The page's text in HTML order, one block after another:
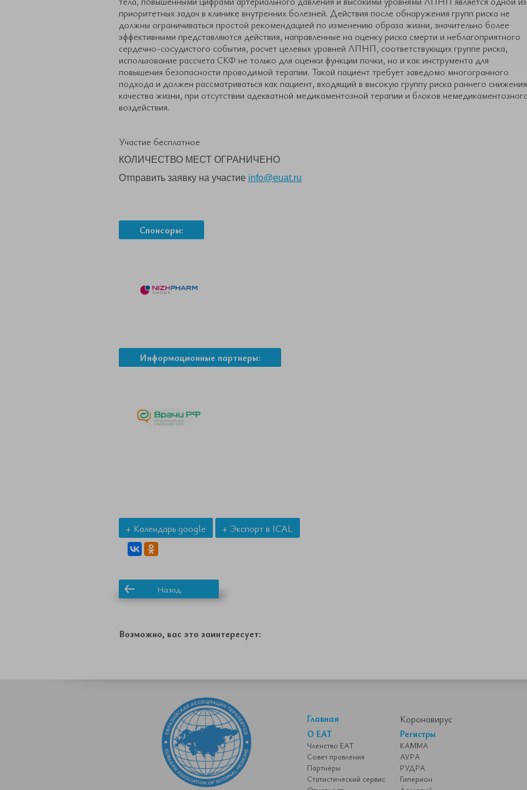
приоритетных задач в клинике внутренних болезней. Действия после обнаружения групп риска не
должны ограничиваться простой рекомендацией по изменению образа жизни, значительно более
эффективными представляются действия, направленные на оценку риска смерти и неблагоприятного
сердечно-сосудистого события, расчет целевых уровней ЛПНП, соответствующих группе риска,
использование рассчета СКФ не только для оценки функции почки, но и как инструмента для
повышения безопасности проводимой терапии. Такой пациент требует заведомо многогранного
подхода и должен рассматриваться как пациент, входящий в высокую группу риска раннего снижения
качества жизни, при отсутствии адекватной медикаментозной терапии и блоков
воздействия.
Участие бесплатное
КОЛИЧЕСТВО МЕСТ ОГРАНИЧЕНО
Отправить заявку на участие info@euat.ru
Спонсоры:
Информационные партнеры:
+ Календарь google + Экспорт в ICAL
Назад
Возможно, вас это заинтересует:
Главная
О ЕАТ
Членство ЕАТ
Совет правления
Партнёры
Статистический сервис
Коронавирус
Регистры
КАММА
АУРА
РУДРА
Гиперион